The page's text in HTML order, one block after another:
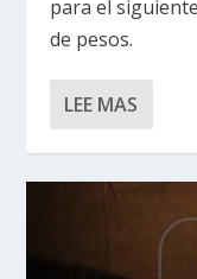
para el
de pesos.
LEE MAS